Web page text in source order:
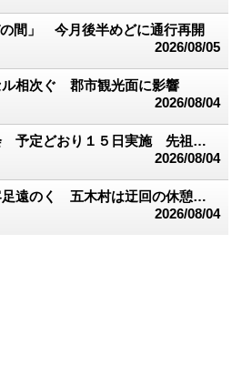
間」 今月後半めどに通行再開
2026/08/05
ル相次ぐ 郡市観光面に影響
2026/08/04
おり１５日実施 先祖慰霊、被災者の希望に
2026/08/04
遠のく 五木村は迂回の休憩地点に
2026/08/04